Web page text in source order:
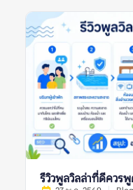
หรือรูปเดียว เพราะพูลวิล
กลุ่มหนึ่งเสมอไป รายกา
หมายถึงอะไร? รายการพู
หมายถึงรายชื่อที่พักพูลวิ
โดยอาจคัดจากทำเล ราค
สะดวก หรือความเหมาะส
ก็ตาม คำว่า “แนะนำ” ไ
ได้รับประกันว่าประสบกา
เพราะผู้จองแต่ละกลุ่มมีเ
ความต้องการใช้สระ ความ
ความสะดวกในการเดินท
อ่านเห็นเกณฑ์การพิจารณ
ไม่มีเหตุผลประกอบ ยิ่งลิส
ครอบครัว […]
รีวิวพูลวิลล่าที่ดีควรพู